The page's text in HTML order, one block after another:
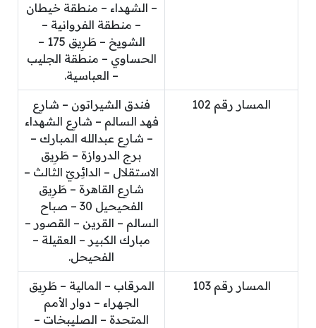
– الشهداء – منطقة خيطان
– منطقة الفروانية –
الشويخ – طَرِيق 175 –
الحساوي – منطقة الجليب
– العباسية.
المسار رقم 102
فندق الشيراتون – شارِع
فهد السالم – شارِع الشهداء
– شارِع عبدالله المبارك –
برج الدروازة – طَرِيق
الاستقلال – الدائِريّ الثالث –
شارِع القاهرة – طَرِيق
الفحيحيل 30 – صباح
السالم – القرين – القصور –
مبارك الكبير – العقيلة –
الفحيحل.
المسار رقم 103
المرقاب – المالية – طَرِيق
الجهراء – دوار الأمم
المتحدة – الصليبخات –